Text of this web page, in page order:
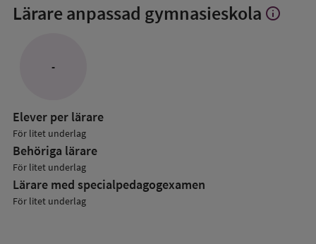
Lärare anpassad gymnasieskola Visa
info
-
Elever per lärare
För litet underlag
Behöriga lärare
För litet underlag
Lärare med specialpedagog­examen
För litet underlag